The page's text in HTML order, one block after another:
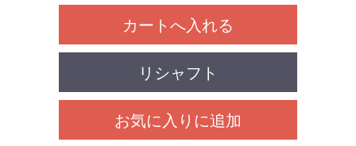
カートへ入れる
リシャフト
お気に入りに追加